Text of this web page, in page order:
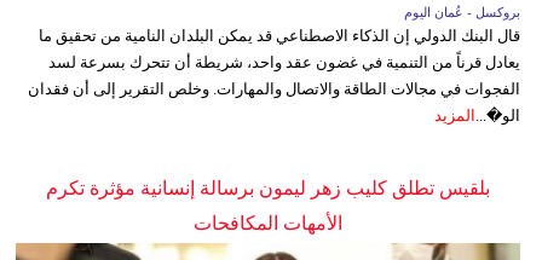
بروكسل - عُمان اليوم
قال البنك الدولي إن الذكاء الاصطناعي قد يمكن البلدان النامية من تحقيق ما
يعادل قرناً من التنمية في غضون عقد واحد، شريطة أن تتحرك بسرعة لسد
الفجوات في مجالات الطاقة والاتصال والمهارات. وخلص التقرير إلى أن فقدان
الو�... المزيد
بلقيس تطلق كليب زهر ليمون برسالة إنسانية مؤثرة تكرم
الأمهات المكافحات